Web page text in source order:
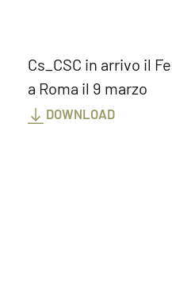
Cs_CSC in arrivo il
a Roma il 9 marzo
DOWNLOAD